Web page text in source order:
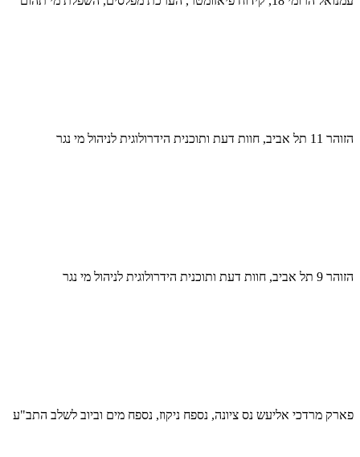
הזוהר 11 תל אביב, חוות דעת ותוכנית הידרולוגית לניהול מי נגר
הזוהר 9 תל אביב, חוות דעת ותוכנית הידרולוגית לניהול מי נגר
פארק מרדכי אליעש נס ציונה, נספח ניקוז, נספח מים וביוב לשלב התב"ע